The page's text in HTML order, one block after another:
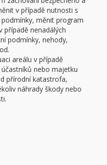
v případě nutnosti s
měnit program
případě nenadálých
podmínky, nehody,
areálu v případě
nebo majetku
přírodní katastrofa,
náhrady škody nebo